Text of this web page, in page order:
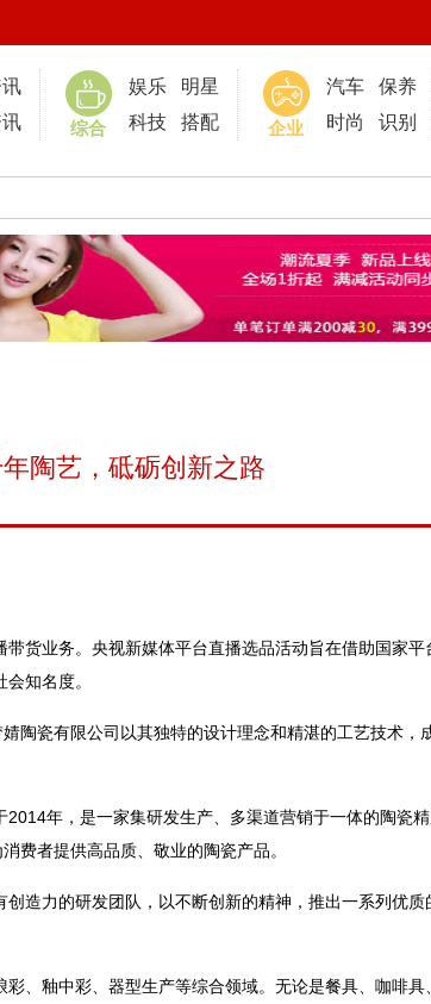
综合
娱乐
明星
科技
搭配 企业
汽车
保养
时尚
识别
陶艺，砥砺创新之路
货业务。央视新媒体平台直播选品活动旨在借助国家平
知名度。
陶瓷有限公司以其独特的设计理念和精湛的工艺技术，
年，是一家集研发生产、多渠道营销于一体的陶瓷精
费者提供高品质、敬业的陶瓷产品。
造力的研发团队，以不断创新的精神，推出一系列优质
、釉中彩、器型生产等综合领域。无论是餐具、咖啡具